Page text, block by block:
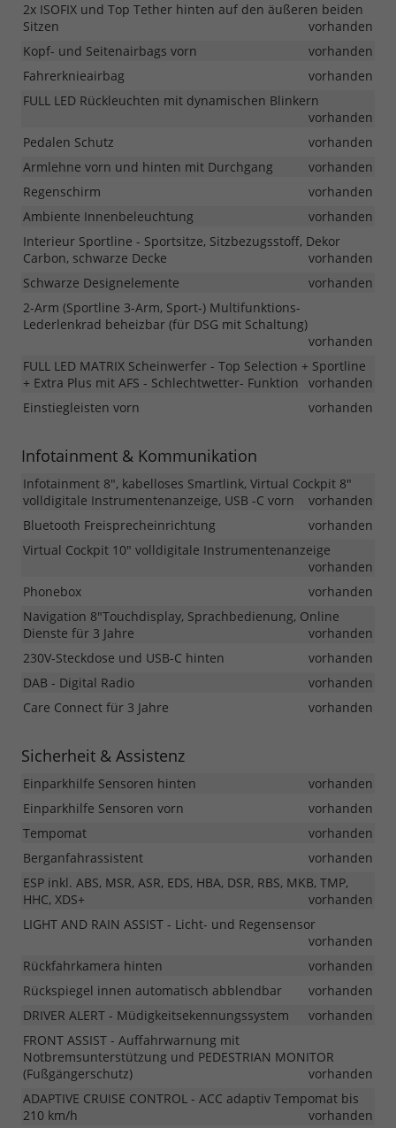
2x ISOFIX und Top Tether hinten auf den äußeren beiden
Sitzen
vorhanden
Kopf- und Seitenairbags vorn
vorhanden
Fahrerknieairbag
vorhanden
FULL LED Rückleuchten mit dynamischen Blinkern
vorhanden
Pedalen Schutz
vorhanden
Armlehne vorn und hinten mit Durchgang
vorhanden
Regenschirm
vorhanden
Ambiente Innenbeleuchtung
vorhanden
Interieur Sportline - Sportsitze, Sitzbezugsstoff, Dekor
Carbon, schwarze Decke
vorhanden
Schwarze Designelemente
vorhanden
2-Arm (Sportline 3-Arm, Sport-) Multifunktions-
Lederlenkrad beheizbar (für DSG mit Schaltung)
vorhanden
FULL LED MATRIX Scheinwerfer - Top Selection + Sportline
+ Extra Plus mit AFS - Schlechtwetter- Funktion
vorhanden
Einstiegleisten vorn
vorhanden
Infotainment & Kommunikation
Infotainment 8", kabelloses Smartlink, Virtual Cockpit 8"
volldigitale Instrumentenanzeige, USB -C vorn
vorhanden
Bluetooth Freisprecheinrichtung
vorhanden
Virtual Cockpit 10" volldigitale Instrumentenanzeige
vorhanden
Phonebox
vorhanden
Navigation 8"Touchdisplay, Sprachbedienung, Online
Dienste für 3 Jahre
vorhanden
230V-Steckdose und USB-C hinten
vorhanden
DAB - Digital Radio
vorhanden
Care Connect für 3 Jahre
vorhanden
Sicherheit & Assistenz
Einparkhilfe Sensoren hinten
vorhanden
Einparkhilfe Sensoren vorn
vorhanden
Tempomat
vorhanden
Berganfahrassistent
vorhanden
ESP inkl. ABS, MSR, ASR, EDS, HBA, DSR, RBS, MKB, TMP,
HHC, XDS+
vorhanden
LIGHT AND RAIN ASSIST - Licht- und Regensensor
vorhanden
Rückfahrkamera hinten
vorhanden
Rückspiegel innen automatisch abblendbar
vorhanden
DRIVER ALERT - Müdigkeitsekennungssystem
vorhanden
FRONT ASSIST - Auffahrwarnung mit
Notbremsunterstützung und PEDESTRIAN MONITOR
(Fußgängerschutz)
vorhanden
ADAPTIVE CRUISE CONTROL - ACC adaptiv Tempomat bis
210 km/h
vorhanden